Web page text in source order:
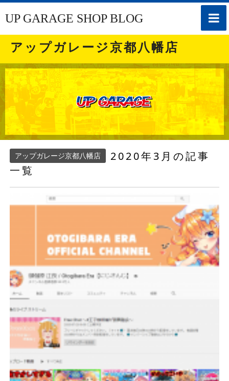
toggle
UP GARAGE SHOP BLOG
アップガレージ京都八幡店
アップガレージ京都八幡店
2020年3月の記事
一覧